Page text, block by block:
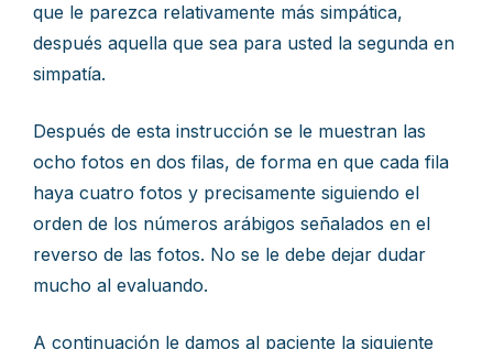
que le parezca relativamente más simpática,
después aquella que sea para usted la segunda en
simpatía.
Después de esta instrucción se le muestran las
ocho fotos en dos filas, de forma en que cada fila
haya cuatro fotos y precisamente siguiendo el
orden de los números arábigos señalados en el
reverso de las fotos. No se le debe dejar dudar
mucho al evaluando.
A continuación le damos al paciente la siguiente